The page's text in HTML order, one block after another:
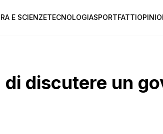
E SCIENZETECNOLOGIASPORTFATTI
discutere un